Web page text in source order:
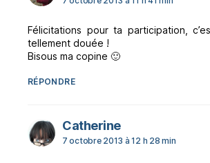
Félicitations pour ta participation,
tellement douée !
Bisous ma copine 🙂
RÉPONDRE
Catherinedit :
7 octobre 2013 à 12 h 28 min